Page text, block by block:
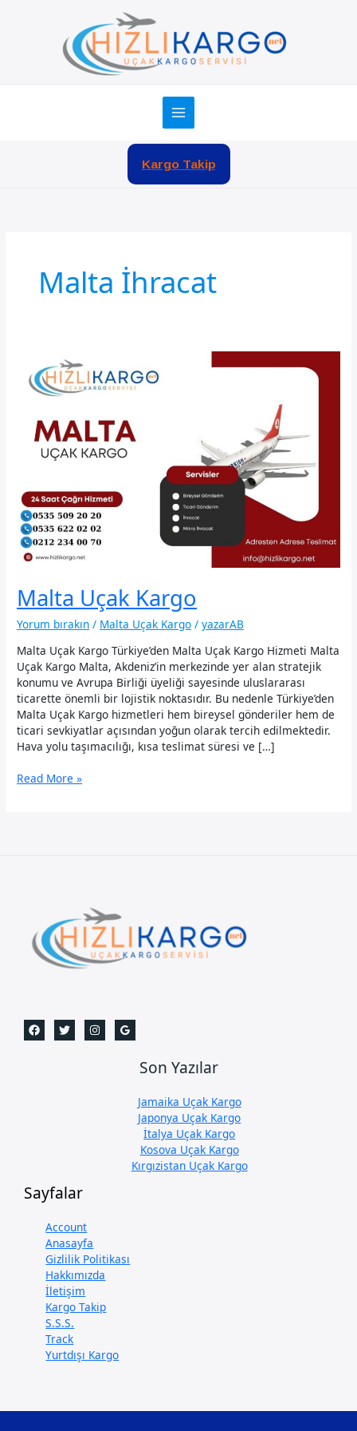
Kargo Takip
Malta İhracat
Malta Uçak Kargo
Yorum bırakın / Malta Uçak Kargo /yazarAB
Malta Uçak Kargo Türkiye’den Malta Uçak Kargo Hizmeti Malta
Uçak Kargo Malta, Akdeniz’in merkezinde yer alan stratejik
konumu ve Avrupa Birliği üyeliği sayesinde uluslararası
ticarette önemli bir lojistik noktasıdır. Bu nedenle Türkiye’den
Malta Uçak Kargo hizmetleri hem bireysel gönderiler hem de
ticari sevkiyatlar açısından yoğun olarak tercih edilmektedir.
Hava yolu taşımacılığı, kısa teslimat süresi ve […]
Malta
Read More »
Son Yazılar
Jamaika Uçak Kargo
Japonya Uçak Kargo
İtalya Uçak Kargo
Kosova Uçak Kargo
Kırgızistan Uçak Kargo
Sayfalar
Account
Anasayfa
Gizlilik Politikası
Hakkımızda
İletişim
Kargo Takip
S.S.S.
Track
Yurtdışı Kargo